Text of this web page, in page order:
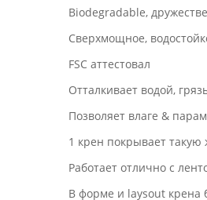
Biodegradable,
Сверхмощное,
FSC аттестовал
Отталкивает водой,
Позволяет влаге &
1 крен покрывает такую
Работает отлично с
В форме и laysout крена